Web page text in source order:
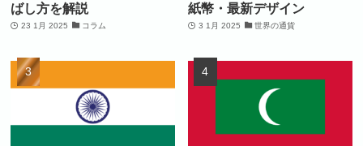
ばし方を解説
23 1月 2025 コラム
紙幣・最新デザイン
3 1月 2025 世界の通貨